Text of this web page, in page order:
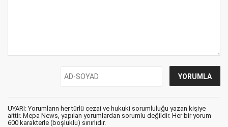
UYARI: Yorumların her türlü cezai ve hukuki sorumluluğu yazan kişiye
aittir. Mepa News, yapılan yorumlardan sorumlu değildir. Her bir yorum
600 karakterle (boşluklu) sınırlıdır.